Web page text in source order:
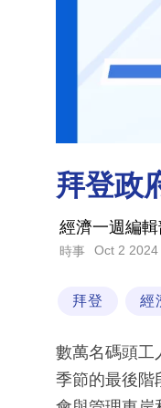
拜登政
經濟一週編輯
時事 Oct 2 2024
拜登 經
數萬名碼頭工
季節的最後階